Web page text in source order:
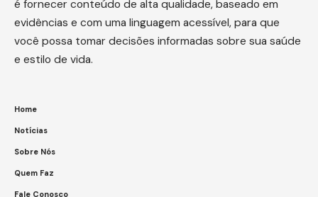
é fornecer conteúdo de alta qualidade, baseado em
evidências e com uma linguagem acessível, para que
você possa tomar decisões informadas sobre sua saúde
e estilo de vida.
Home
Notícias
Sobre Nós
Quem Faz
Fale Conosco